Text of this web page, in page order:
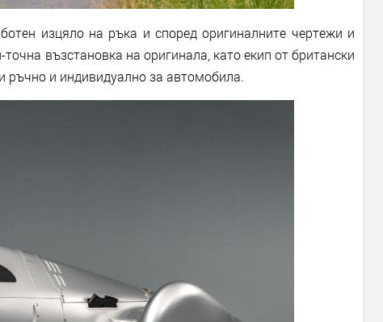
изцяло на ръка и според оригиналните чертежи и
възстановка на оригинала, като екип от британски
ръчно и индивидуално за автомобила.